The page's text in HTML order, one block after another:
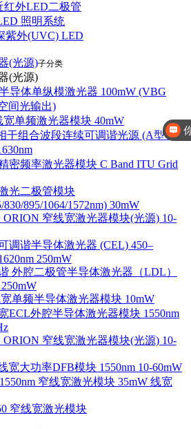
红外LED二极管
照明系统
紫外(UVC) LED
(光源)子分类
(光源)
导体单纵模激光器 100mW (VBG
间光输出)
宽单频激光器模块 40mW
干组合波段连续可调谐光源 (A型窄
密频率激光器模块 C Band ITU Grid
光二极管模块
830/895/1064/1572nm) 30mW
ORION 窄线宽激光器模块(光源) 10-
调谐半导体激光器 (CEL) 450–
250mW
外腔二极管半导体激光器（LDL）
宽单频半导体激光器模块 10mW
ECL外腔半导体激光器模块 1550nm
ORION 窄线宽激光器模块(光源) 10-
宽大功率DFB模块 1550nm 10-60mW
窄线宽激光模块 35mW 线宽
窄线宽激光模块